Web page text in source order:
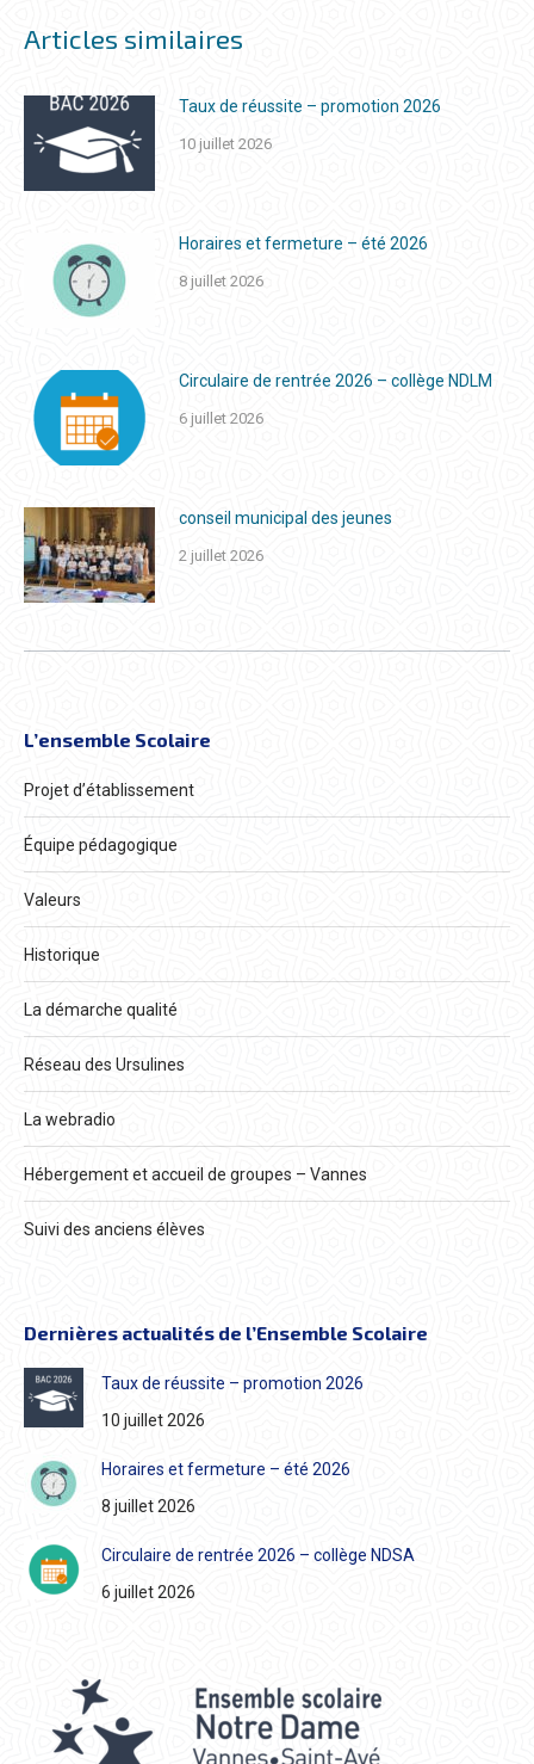
Articles similaires
Taux de réussite – promotion 2026
10 juillet 2026
Horaires et fermeture – été 2026
8 juillet 2026
Circulaire de rentrée 2026 – collège NDLM
6 juillet 2026
conseil municipal des jeunes
2 juillet 2026
L’ensemble Scolaire
Projet d’établissement
Équipe pédagogique
Valeurs
Historique
La démarche qualité
Réseau des Ursulines
La webradio
Hébergement et accueil de groupes – Vannes
Suivi des anciens élèves
Dernières actualités de l’Ensemble Scolaire
Taux de réussite – promotion 2026
10 juillet 2026
Horaires et fermeture – été 2026
8 juillet 2026
Circulaire de rentrée 2026 – collège NDSA
6 juillet 2026